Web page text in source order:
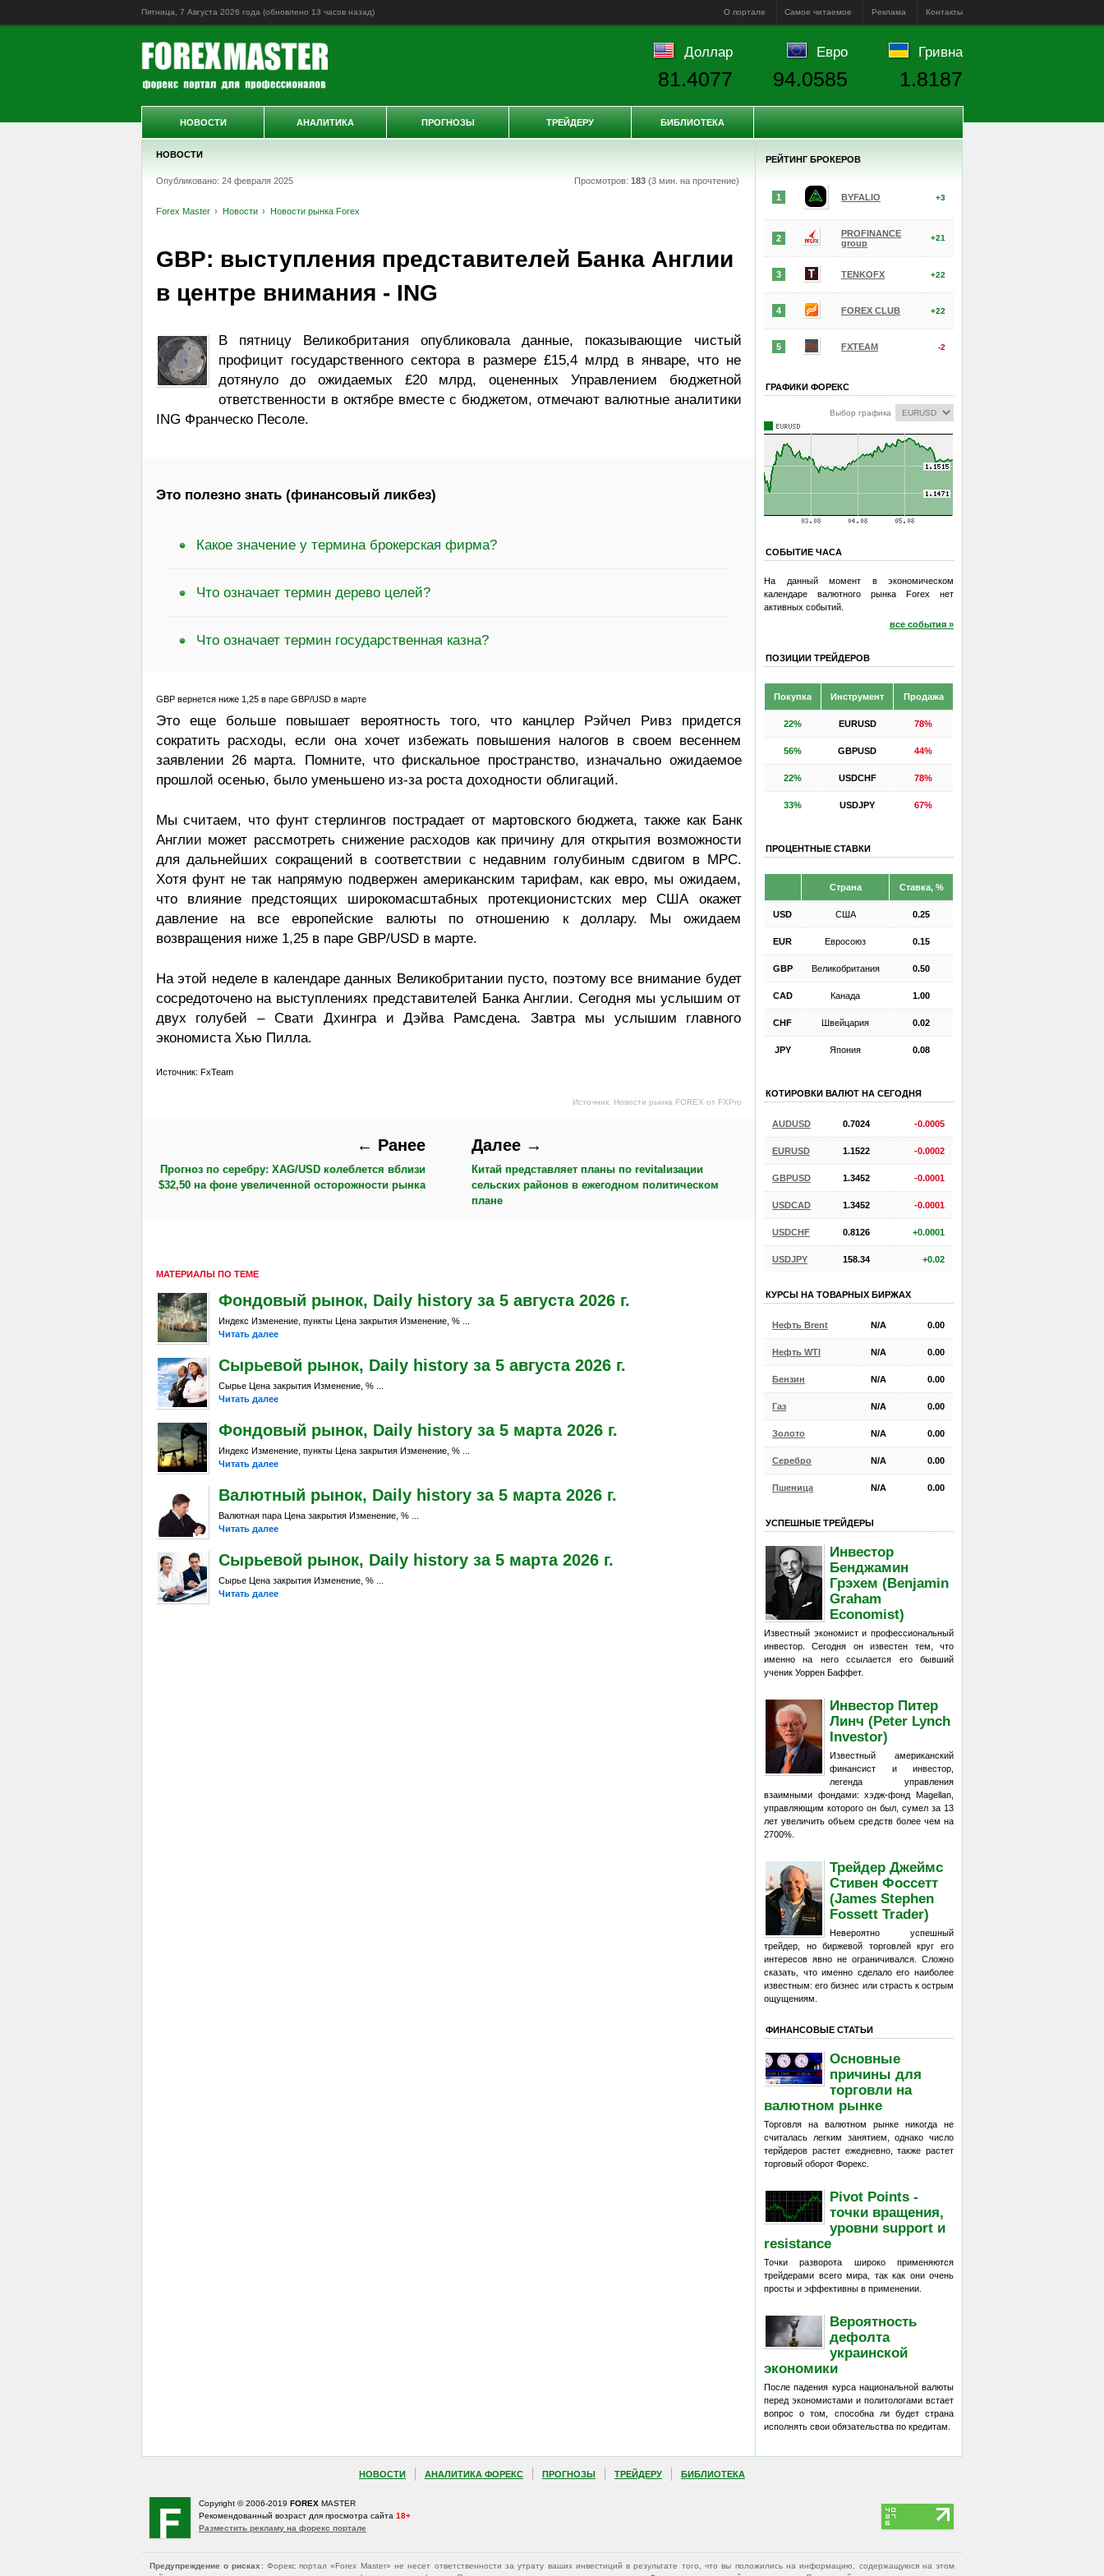
Пятница, 7 Августа 2026 года (обновлено 13 часов назад) О портале Самое читаемое Реклама Контакты
НОВОСТИ
Опубликовано: 24 февраля 2025 Просмотров: 183(3 мин. на прочтение)
Forex Master Новости Новости рынка Forex
GBP: выступления представителей Банка Англии
в центре внимания - ING
В пятницу Великобритания опубликовала данные, показывающие чистый
профицит государственного сектора в размере £15,4 млрд в январе, что не
дотянуло до ожидаемых £20 млрд, оцененных Управлением бюджетной
ответственности в октябре вместе с бюджетом, отмечают валютные аналитики
ING Франческо Песоле.
Это полезно знать (финансовый ликбез)
Какое значение у термина брокерская фирма?
Что означает термин дерево целей?
Что означает термин государственная казна?
GBP вернется ниже 1,25 в паре GBP/USD в марте
Это еще больше повышает вероятность того, что канцлер Рэйчел Ривз придется
сократить расходы, если она хочет избежать повышения налогов в своем весеннем
заявлении 26 марта. Помните, что фискальное пространство, изначально ожидаемое
прошлой осенью, было уменьшено из-за роста доходности облигаций.
Мы считаем, что фунт стерлингов пострадает от мартовского бюджета, также как Банк
Англии может рассмотреть снижение расходов как причину для открытия возможности
для дальнейших сокращений в соответствии с недавним голубиным сдвигом в MPC.
Хотя фунт не так напрямую подвержен американским тарифам, как евро, мы ожидаем,
что влияние предстоящих широкомасштабных протекционистских мер США окажет
давление на все европейские валюты по отношению к доллару. Мы ожидаем
возвращения ниже 1,25 в паре GBP/USD в марте.
На этой неделе в календаре данных Великобритании пусто, поэтому все внимание будет
сосредоточено на выступлениях представителей Банка Англии. Сегодня мы услышим от
двух голубей – Свати Дхингра и Дэйва Рамсдена. Завтра мы услышим главного
экономиста Хью Пилла.
Источник: FxTeam
Источник: Новости рынка FOREX от FXPro
← Ранее
Прогноз по серебру: XAG/USD колеблется вблизи
$32,50 на фоне увеличенной осторожности рынка
Далее →
Китай представляет планы по revitalизации
сельских районов в ежегодном политическом
плане
МАТЕРИАЛЫ ПО ТЕМЕ
Фондовый рынок, Daily history за 5 августа 2026 г.
Индекс Изменение, пункты Цена закрытия Изменение, % ...
Читать далее
Сырьевой рынок, Daily history за 5 августа 2026 г.
Сырье Цена закрытия Изменение, % ...
Читать далее
Фондовый рынок, Daily history за 5 марта 2026 г.
Индекс Изменение, пункты Цена закрытия Изменение, % ...
Читать далее
Валютный рынок, Daily history за 5 марта 2026 г.
Валютная пара Цена закрытия Изменение, % ...
Читать далее
Сырьевой рынок, Daily history за 5 марта 2026 г.
Сырье Цена закрытия Изменение, % ...
Читать далее
РЕЙТИНГ БРОКЕРОВ
1 BYFALIO +3
2
PROFINANCE
group
+21
3 TENKOFX +22
4 FOREX CLUB +22
5 FXTEAM -2
ГРАФИКИ ФОРЕКС
Выбор графика
СОБЫТИЕ ЧАСА
На данный момент в экономическом
календаре валютного рынка Forex нет
активных событий.
все события »
ПОЗИЦИИ ТРЕЙДЕРОВ
Покупка Инструмент Продажа
22% EURUSD 78%
56% GBPUSD 44%
22% USDCHF 78%
33% USDJPY 67%
ПРОЦЕНТНЫЕ СТАВКИ
Страна Ставка, %
USD США 0.25
EUR Евросоюз 0.15
GBP Великобритания 0.50
CAD Канада 1.00
CHF Швейцария 0.02
JPY Япония 0.08
КОТИРОВКИ ВАЛЮТ НА СЕГОДНЯ
AUDUSD 0.7024 -0.0005
EURUSD 1.1522 -0.0002
GBPUSD 1.3452 -0.0001
USDCAD 1.3452 -0.0001
USDCHF 0.8126 +0.0001
USDJPY 158.34 +0.02
КУРСЫ НА ТОВАРНЫХ БИРЖАХ
Нефть Brent N/A 0.00
Нефть WTI N/A 0.00
Бензин N/A 0.00
Газ N/A 0.00
Золото N/A 0.00
Серебро N/A 0.00
Пшеница N/A 0.00
УСПЕШНЫЕ ТРЕЙДЕРЫ
Инвестор
Бенджамин
Грэхем (Benjamin
Graham
Economist)
Известный экономист и профессиональный
инвестор. Сегодня он известен тем, что
именно на него ссылается его бывший
ученик Уоррен Баффет.
Инвестор Питер
Линч (Peter Lynch
Investor)
Известный американский
финансист и инвестор,
легенда управления
взаимными фондами: хэдж-фонд Magellan,
управляющим которого он был, сумел за 13
лет увеличить объем средств более чем на
2700%.
Трейдер Джеймс
Стивен Фоссетт
(James Stephen
Fossett Trader)
Невероятно успешный
трейдер, но биржевой торговлей круг его
интересов явно не ограничивался. Сложно
сказать, что именно сделало его наиболее
известным: его бизнес или страсть к острым
ощущениям.
ФИНАНСОВЫЕ СТАТЬИ
Основные
причины для
торговли на
валютном рынке
Торговля на валютном рынке никогда не
считалась легким занятием, однако число
терйдеров растет ежедневно, также растет
торговый оборот Форекс.
Pivot Points -
точки вращения,
уровни support и
resistance
Точки разворота широко применяются
трейдерами всего мира, так как они очень
просты и эффективны в применении.
Вероятность
дефолта
украинской
экономики
После падения курса национальной валюты
перед экономистами и политологами встает
вопрос о том, способна ли будет страна
исполнять свои обязательства по кредитам.
Доллар
81.4077
Евро
94.0585
Гривна
1.8187
НОВОСТИ АНАЛИТИКА ПРОГНОЗЫ ТРЕЙДЕРУ БИБЛИОТЕКА
НОВОСТИ АНАЛИТИКА ФОРЕКС ПРОГНОЗЫ ТРЕЙДЕРУ БИБЛИОТЕКА
Copyright © 2006-2019 FOREX MASTER
Рекомендованный возраст для просмотра сайта 18+
Разместить рекламу на форекс портале
Предупреждение о рисках : Форекс портал «Forex Master» не несет ответственности за утрату ваших инвестиций в результате того, что вы положились на информацию, содержащуюся на этом